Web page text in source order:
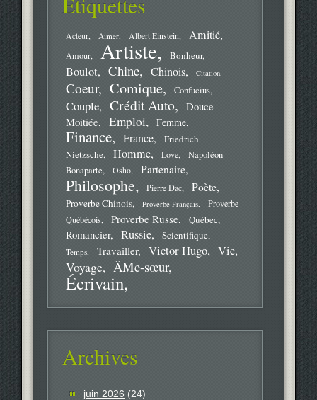
Acteur Aimer Albert Einstein Amitié
Amour Artiste Bonheur
Boulot Chine Chinois Citation
Coeur Comique Confucius
Couple Crédit Auto
Douce
Moitiée
Emploi Femme
Finance France
Friedrich
Nietzsche
Homme Love
Napoléon
Bonaparte
Osho Partenaire
Philosophe Pierre Dac Poète
Proverbe Chinois Proverbe Français
Proverbe
Québécois
Proverbe Russe Québec
Romancier Russie Scientifique
Temps Travailler Victor Hugo Vie
Voyage ÂMe-sœur
Écrivain
Archives
juin 2026 (24)